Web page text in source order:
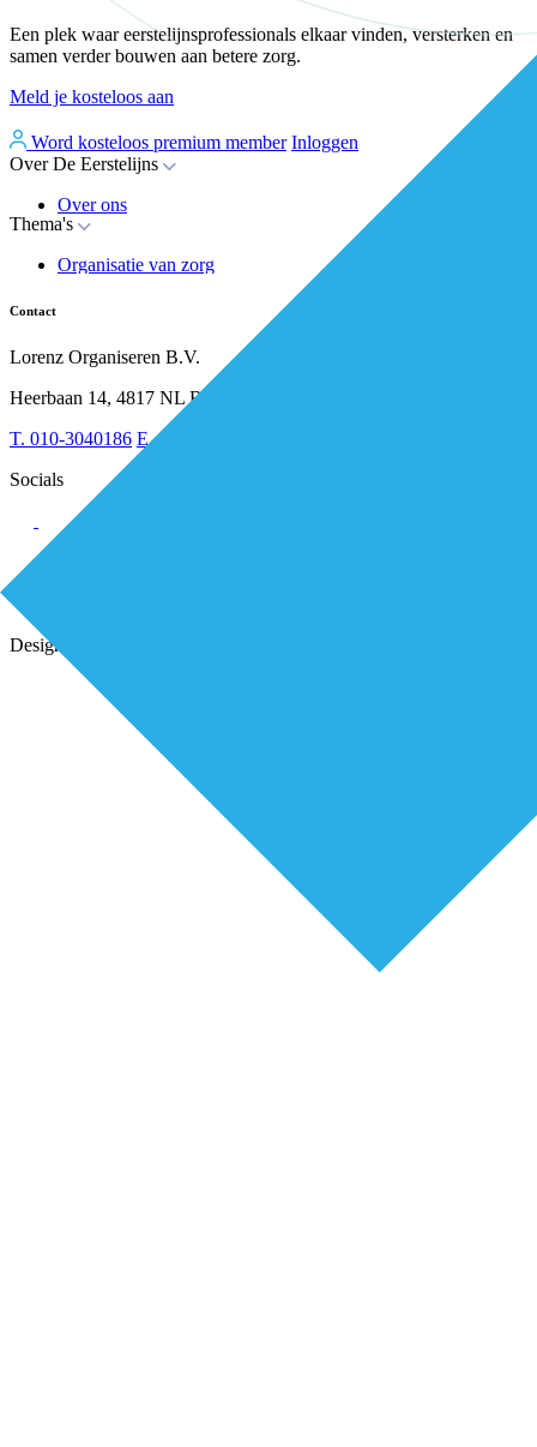
Een plek waar eerstelijnsprofessionals elkaar vinden, versterken en
samen verder bouwen aan betere zorg.
Meld je kosteloos aan
Word kosteloos premium member Inloggen
Over De Eerstelijns
Over ons
Nieuws
Whitepapers
Over BiancAI
Thema's
Organisatie van zorg
Digitalisering
Leiderschap & samenwerking
Sociaal domein
Strategie & Innovatie
Contact
Lorenz Organiseren B.V.
Heerbaan 14, 4817 NL Breda
T. 010-3040186 E.secretariaat@de-eerstelijns.nl
Socials
Design & Ontwikkeling door